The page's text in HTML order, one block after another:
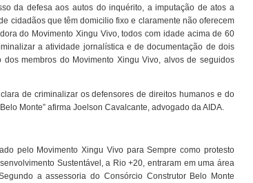
da defesa aos autos do inquérito, a imputação de atos a
cidadãos que têm domicilio fixo e claramente não oferecem
do Movimento Xingu Vivo, todos com idade acima de 60
a atividade jornalística e de documentação de dois
membros do Movimento Xingu Vivo, alvos de seguidos
de criminalizar os defensores de direitos humanos e do
Monte” afirma Joelson Cavalcante, advogado da AIDA.
pelo Movimento Xingu Vivo para Sempre como protesto
Sustentável, a Rio +20, entraram em uma área
a assessoria do Consórcio Construtor Belo Monte